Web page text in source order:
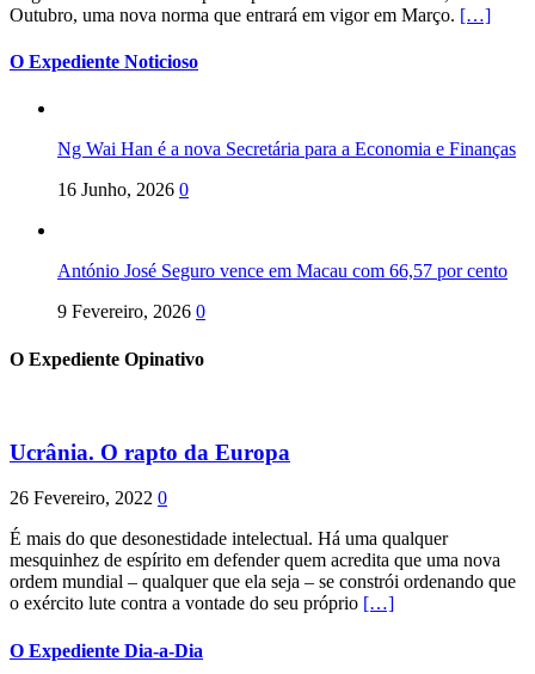
Outubro, uma nova norma que entrará em vigor em Março. […]
O Expediente Noticioso
Ng Wai Han é a nova Secretária para a Economia e Finanças
16 Junho, 2026 0
António José Seguro vence em Macau com 66,57 por cento
9 Fevereiro, 2026 0
O Expediente Opinativo
Ucrânia. O rapto da Europa
26 Fevereiro, 2022 0
É mais do que desonestidade intelectual. Há uma qualquer
mesquinhez de espírito em defender quem acredita que uma nova
ordem mundial – qualquer que ela seja – se constrói ordenando que
o exército lute contra a vontade do seu próprio […]
O Expediente Dia-a-Dia